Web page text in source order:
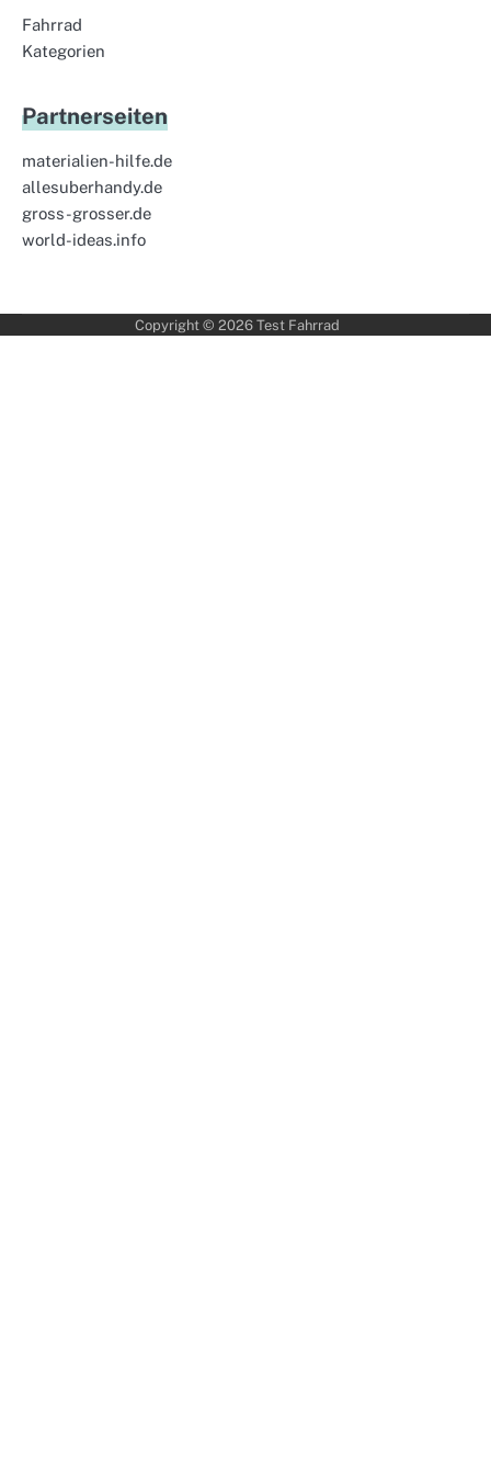
Fahrrad
Kategorien
Partnerseiten
materialien-hilfe.de
allesuberhandy.de
gross-grosser.de
world-ideas.info
Copyright © 2026 Test Fahrrad